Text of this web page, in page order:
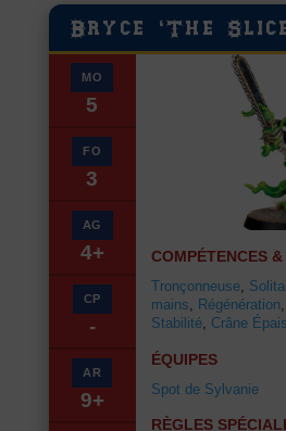
Bryce ‘The
MO
5
FO
3
AG
4+
CP
-
AR
9+
COMPÉTENCES
Tronçonneuse,
mains
Régénération,
Stabilité, Crâne Épais
ÉQUIPES
Spot de Sylvanie
RÈGLES